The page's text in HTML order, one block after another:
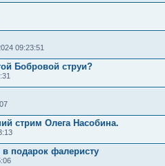
09:23:51
Бобровой струи?
стрим Олега Насобина.
подарок фалеристу